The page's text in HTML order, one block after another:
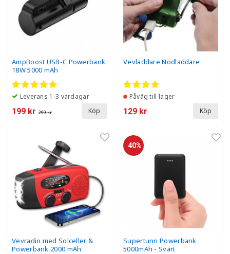
AmpBoost USB-C Powerbank
18W 5000 mAh
Leverans 1-3 vardagar
199 kr 299 kr Köp
Vevladdare Nödladdare
Påväg till lager
129 kr Köp
Vevradio med Solceller &
Powerbank 2000 mAh
40%
Supertunn Powerbank
5000mAh - Svart